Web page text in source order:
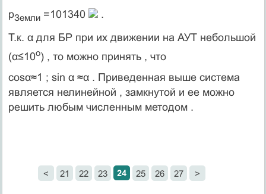
рЗемли=101340
.
Т.к. α для БР при их движении на АУТ небольшой
(α≤10о) , то можно принять , что
cosα≈1 ; sin α ≈α . Приведенная выше система
является нелинейной , замкнутой и ее можно
решить любым численным методом .
< 21 22 23 24 25 26 27 >